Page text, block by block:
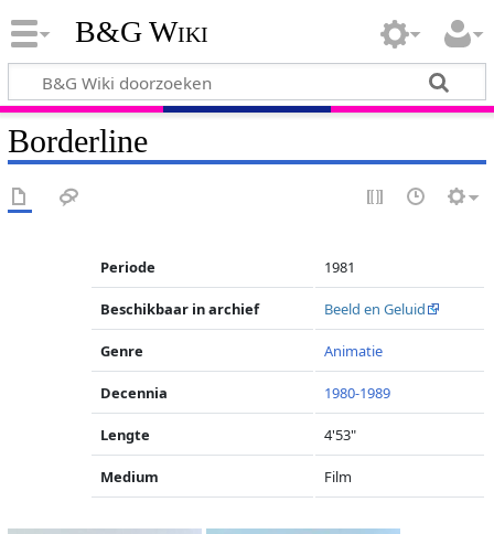
B&G Wiki
Borderline
Periode 1981
Beschikbaar in archief Beeld en Geluid
Genre Animatie
Decennia 1980-1989
Lengte 4'53"
Medium Film